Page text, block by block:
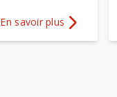
Plus d'informations sur
En savoir plus